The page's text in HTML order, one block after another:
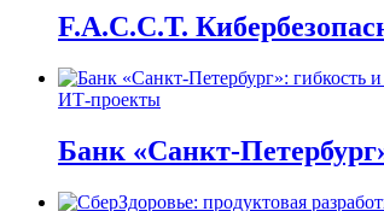
F.A.C.C.T.
ИТ-проекты
Банк «Санкт-